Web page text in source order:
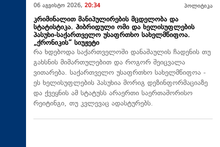
06 აგვისტო 2026, 20:34 პოლიტიკა
კრიმინალით მანიპულირების მცდელობა და
სტატისტიკა. ჰიბრიდული ომი და ხელისუფლების
პასუხი-საქართველო უსაფრთხო სახელმწიფოა.
„ქრონიკის“ სიუჟეტი
რა ხდებოდა საქართველოში დანაშაულის ჩადენის თუ
გახსნის მიმართულებით და როგორ შეიცვალა
ვითარება. საქართველო უსაფრთხო სახელმწიფოა -
ეს ხელისუფლების პასუხია მორიგ დეზინფორმაციაზე
და ქვეყნის ამ სტატუსს არაერთი საერთაშორისო
რეიტინგი, თუ კვლევაც ადასტურებს.